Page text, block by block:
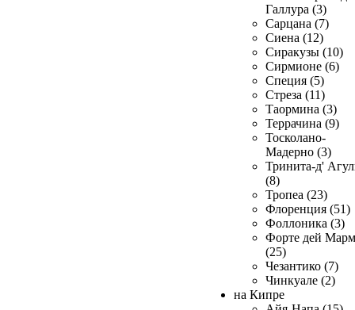
Галлура (3)
Сарцана (7)
Сиена (12)
Сиракузы (10)
Сирмионе (6)
Специя (5)
Стреза (11)
Таормина (3)
Террачина (9)
Тосколано-
Мадерно (3)
Тринита-д'
(8)
Тропеа (23)
Флоренция (51)
Фоллоника (3)
Форте дей
(25)
Чезантико (7)
Чинкуале (2)
на Кипре